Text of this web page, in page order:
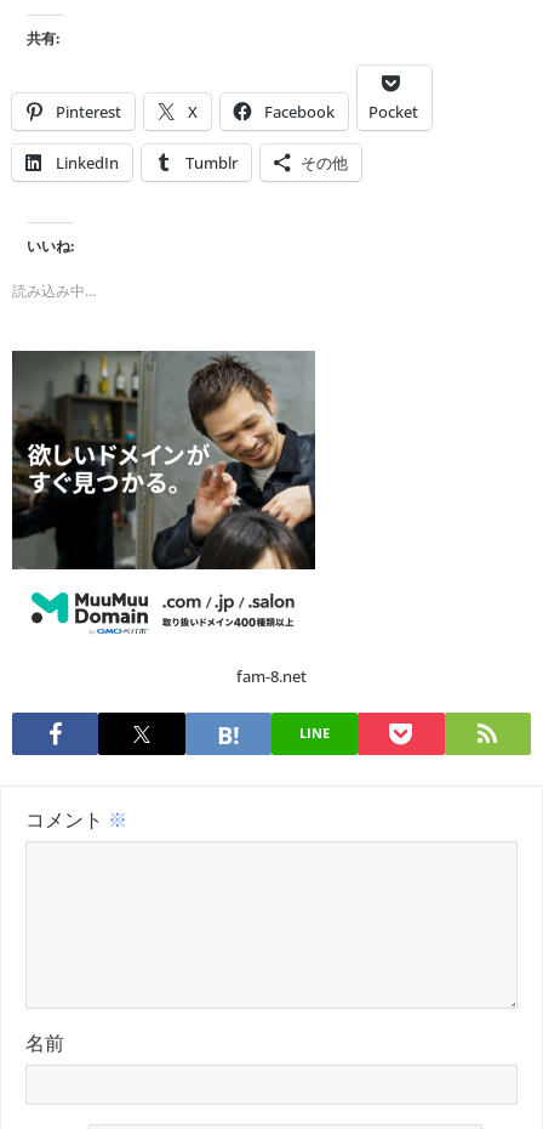
共有:
Pinterest X Facebook Pocket
LinkedIn Tumblr その他
いいね:
読み込み中…
fam-8.net
LINE
コメント ※
名前